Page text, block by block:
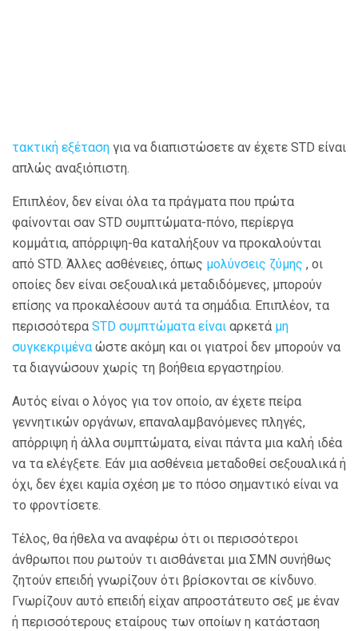
τακτική εξέταση για να διαπιστώσετε αν έχετε STD είναι
απλώς αναξιόπιστη.
Επιπλέον, δεν είναι όλα τα πράγματα που πρώτα
φαίνονται σαν STD συμπτώματα-πόνο, περίεργα
κομμάτια, απόρριψη-θα καταλήξουν να προκαλούνται
από STD. Άλλες ασθένειες, όπως μολύνσεις ζύμης , οι
οποίες δεν είναι σεξουαλικά μεταδιδόμενες, μπορούν
επίσης να προκαλέσουν αυτά τα σημάδια. Επιπλέον, τα
περισσότερα STD συμπτώματα είναι αρκετά μη
συγκεκριμένα ώστε ακόμη και οι γιατροί δεν μπορούν να
τα διαγνώσουν χωρίς τη βοήθεια εργαστηρίου.
Αυτός είναι ο λόγος για τον οποίο, αν έχετε πείρα
γεννητικών οργάνων, επαναλαμβανόμενες πληγές,
απόρριψη ή άλλα συμπτώματα, είναι πάντα μια καλή ιδέα
να τα ελέγξετε. Εάν μια ασθένεια μεταδοθεί σεξουαλικά ή
όχι, δεν έχει καμία σχέση με το πόσο σημαντικό είναι να
το φροντίσετε.
Τέλος, θα ήθελα να αναφέρω ότι οι περισσότεροι
άνθρωποι που ρωτούν τι αισθάνεται μια ΣΜΝ συνήθως
ζητούν επειδή γνωρίζουν ότι βρίσκονται σε κίνδυνο.
Γνωρίζουν αυτό επειδή είχαν απροστάτευτο σεξ με έναν
ή περισσότερους εταίρους των οποίων η κατάσταση